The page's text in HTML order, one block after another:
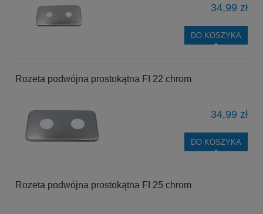
34,99 zł
DO KOSZYKA
Rozeta podwójna prostokątna FI 22 chrom
34,99 zł
DO KOSZYKA
Rozeta podwójna prostokątna FI 25 chrom